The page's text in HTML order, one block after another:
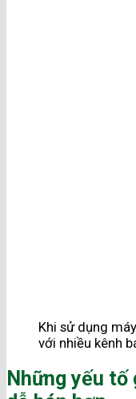
Khi sử dụng
với nhiều kênh
Những yếu tố